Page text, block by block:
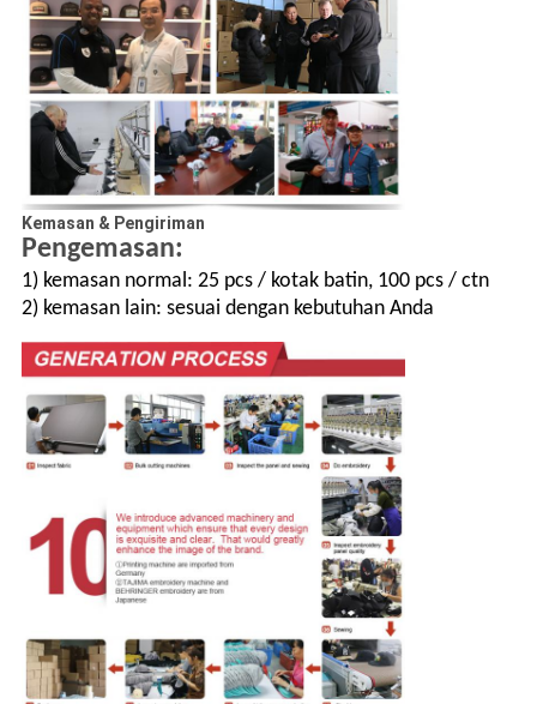
Kemasan & Pengiriman
Pengemasan:
1) kemasan normal: 25 pcs / kotak batin, 100 pcs / ctn
2) kemasan lain: sesuai dengan kebutuhan Anda